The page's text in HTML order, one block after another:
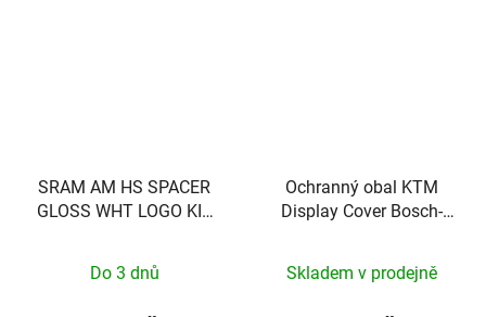
SRAM AM HS SPACER
GLOSS WHT LOGO KIT
Do 3 dnů
Ochranný obal KTM
Display Cover Bosch-
Skladem v prodejně